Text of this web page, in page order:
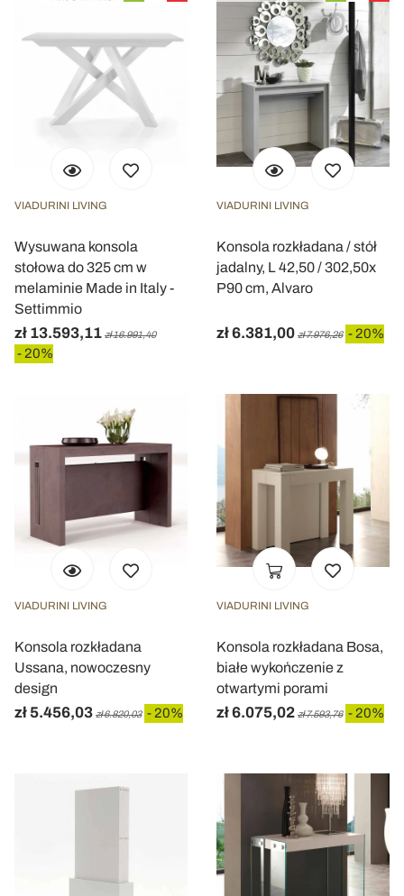
VIADURINI LIVING
Wysuwana konsola
stołowa do 325 cm w
melaminie Made in Italy -
Settimmio
zł 13.593,11 zł 16.991,40
- 20%
VIADURINI LIVING
Konsola rozkładana / stół
jadalny, L 42,50 / 302,50x
P90 cm, Alvaro
zł 6.381,00 zł 7.976,26 - 20%
VIADURINI LIVING
Konsola rozkładana
Ussana, nowoczesny
design
zł 5.456,03 zł 6.820,03 - 20%
VIADURINI LIVING
Konsola rozkładana Bosa,
białe wykończenie z
otwartymi porami
zł 6.075,02 zł 7.593,76 - 20%